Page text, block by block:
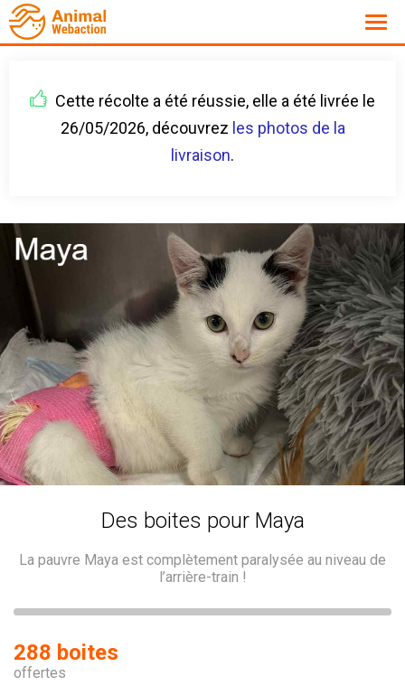
Cette récolte a été réussie, elle a été livrée le
26/05/2026, découvrez les photos de la
livraison.
Des boites pour Maya
La pauvre Maya est complètement paralysée au niveau de
l’arrière-train !
288 boites
offertes